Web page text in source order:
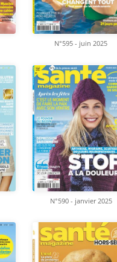
N°595 - juin 2025
N°590 - janvier 2025